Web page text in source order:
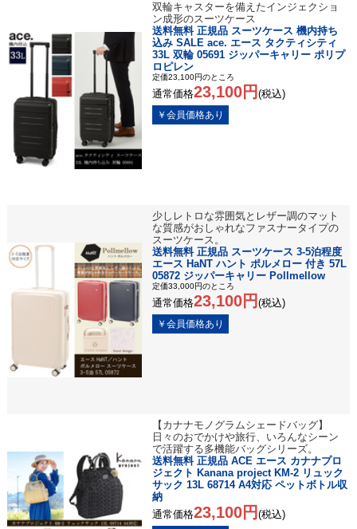
双輪キャスターを備えたインジェクショ
ン成形のスーツケース
送料無料 正規品 スーツケース 機内持ち
込み SALE ace. エース タクティシティ
33L 双輪 05691 ジッパーキャリー ポリプ
ロピレン
定価23,100円のところ
通常価格23,100円 (税込)
少しレトロな雰囲気とレザー調のマット
な質感がおしゃれなファスナータイプの
スーツケース。
送料無料 正規品 スーツケース 3-5泊程度
エース HaNT ハント ポルメロー 付き 57L
05872 ジッパーキャリー Pollmellow
定価33,000円のところ
通常価格23,100円 (税込)
【カナナモノグラムシェードバッグ】
日々のおでかけや旅行、いろんなシーン
で活躍する多機能バッグシリーズ。
送料無料 正規品 ACE エース カナナプロ
ジェクト Kanana project KM-2 リュック
サック 13L 68714 A4対応 ペットボトル収
納
通常価格23,100円 (税込)